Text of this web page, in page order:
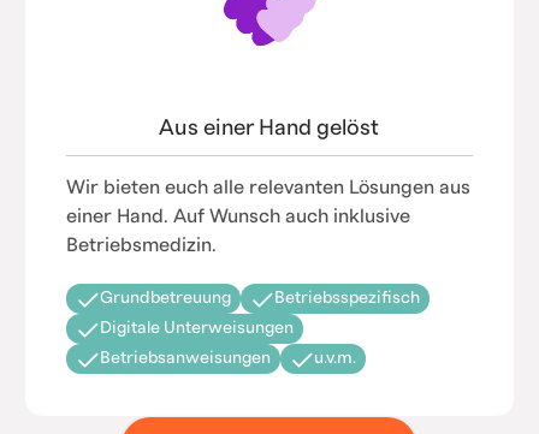
Aus einer Hand gelöst
Wir bieten euch alle relevanten Lösungen aus
einer Hand. Auf Wunsch auch inklusive
Betriebsmedizin.
Grundbetreuung
Betriebsspezifisch
Digitale Unterweisungen
Betriebsanweisungen
u.v.m.